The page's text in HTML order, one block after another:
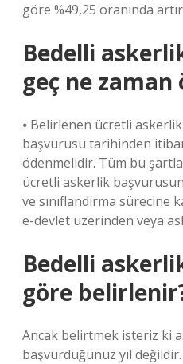
göre %49,25 oranında
Bedelli
geç ne zaman
⦁ Belirlenen ücretli
başvurusu tarihinden
ödenmelidir. Tüm bu
ücretli askerlik
ve sınıflandırma sürecine
e-devlet üzerinden veya
Bedelli
göre
Ancak belirtmek isteriz ki
başvurduğunuz yıl